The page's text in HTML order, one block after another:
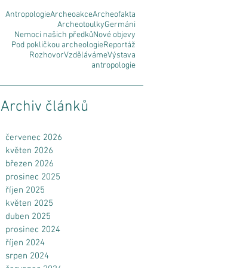
AntropologieArcheoakceArcheofakta
ArcheotoulkyGermáni
Nemoci našich předkůNové objevy
Pod pokličkou archeologieReportáž
RozhovorVzdělávámeVýstava
antropologie
Archiv článků
červenec 2026
květen 2026
březen 2026
prosinec 2025
říjen 2025
květen 2025
duben 2025
prosinec 2024
říjen 2024
srpen 2024